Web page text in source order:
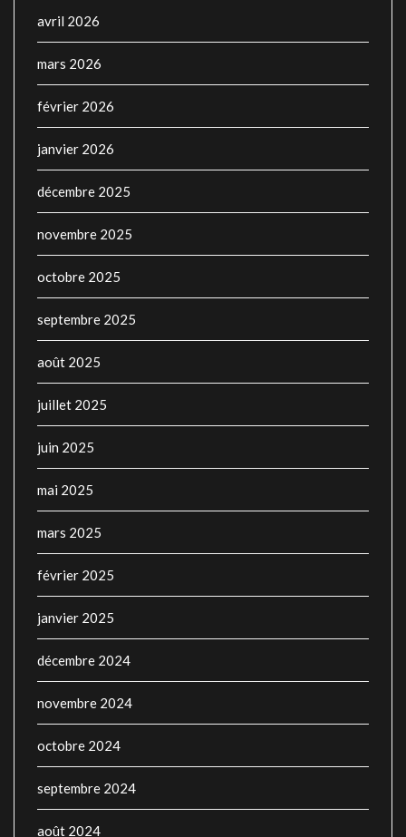
avril 2026
mars 2026
février 2026
janvier 2026
décembre 2025
novembre 2025
octobre 2025
septembre 2025
août 2025
juillet 2025
juin 2025
mai 2025
mars 2025
février 2025
janvier 2025
décembre 2024
novembre 2024
octobre 2024
septembre 2024
août 2024